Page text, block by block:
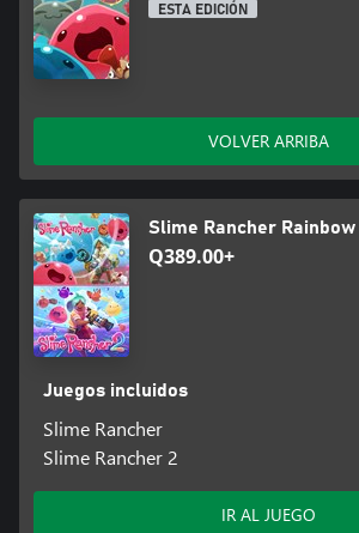
ESTA EDICIÓN
VOLVER ARRIBA
Slime Rancher
Q389.00+
Juegos incluidos
Slime Rancher
Slime Rancher 2
IR AL JUEGO